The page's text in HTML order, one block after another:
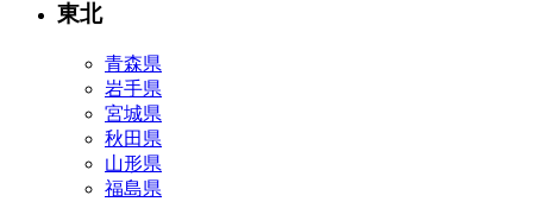
東北
青森県
岩手県
宮城県
秋田県
山形県
福島県